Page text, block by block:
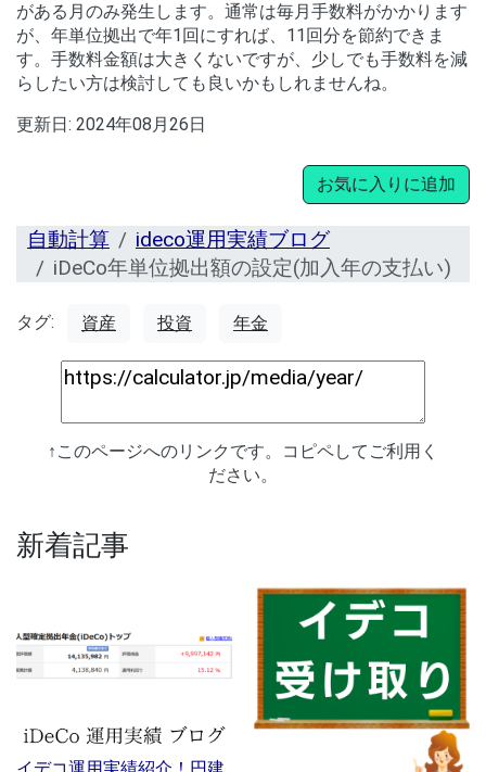
がある月のみ発生します。通常は毎月手数料がかかります
が、年単位拠出で年1回にすれば、11回分を節約できま
す。手数料金額は大きくないですが、少しでも手数料を減
らしたい方は検討しても良いかもしれませんね。
更新日: 2024年08月26日
お気に入りに追加
自動計算
ideco運用実績ブログ
iDeCo年単位拠出額の設定(加入年の支払い)
タグ: 資産 投資 年金
↑このページへのリンクです。コピペしてご利用く
ださい。
新着記事